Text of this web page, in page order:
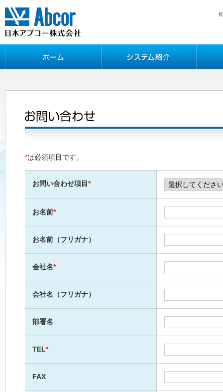
*は必須項目です。
お問い合わせ項目*
お名前*
お名前（フリガナ）
会社名*
会社名（フリガナ）
部署名
TEL*
FAX